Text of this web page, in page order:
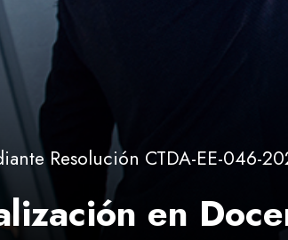
Resolución CTDA-EE-046-
en